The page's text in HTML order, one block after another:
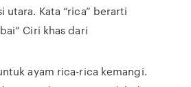
utara. Kata “rica” berarti
Ciri khas dari
ayam rica-rica kemangi.